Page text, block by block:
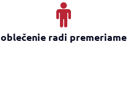
oblečenie radi premeriame